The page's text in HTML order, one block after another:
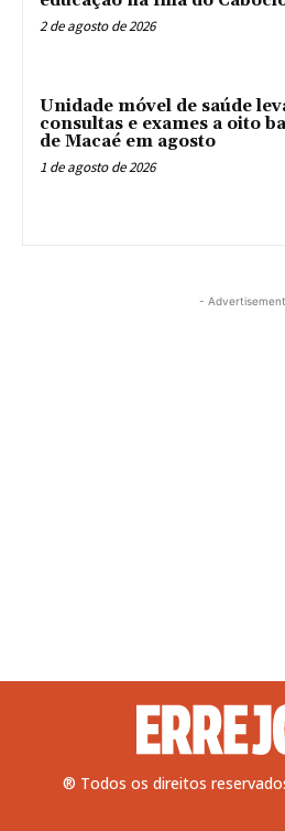
2 de agosto de 2026
Unidade móvel de saúde
consultas e exames a oito
de Macaé em agosto
1 de agosto de 2026
-
® Todos os direitos